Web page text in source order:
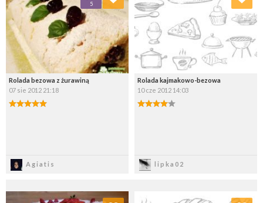
Rolada bezowa z żurawiną
07 sie 2012 21:18
Agiatis
5
Wybierz listę:
Rolada kajmakowo-bezowa
10 cze 2012 14:03
lipka02
Wybierz listę:
Dodaj do ulubionych Dodaj do ulubionych